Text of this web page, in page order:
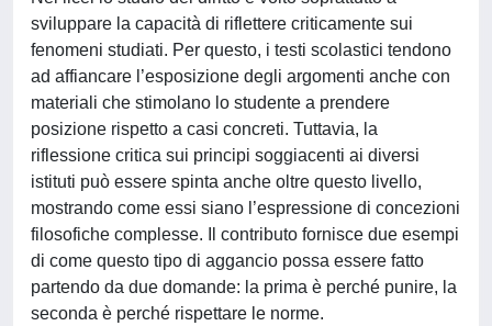
sviluppare la capacità di riflettere criticamente sui
fenomeni studiati. Per questo, i testi scolastici tendono
ad affiancare l’esposizione degli argomenti anche con
materiali che stimolano lo studente a prendere
posizione rispetto a casi concreti. Tuttavia, la
riflessione critica sui principi soggiacenti ai diversi
istituti può essere spinta anche oltre questo livello,
mostrando come essi siano l’espressione di concezioni
filosofiche complesse. Il contributo fornisce due esempi
di come questo tipo di aggancio possa essere fatto
partendo da due domande: la prima è perché punire, la
seconda è perché rispettare le norme.